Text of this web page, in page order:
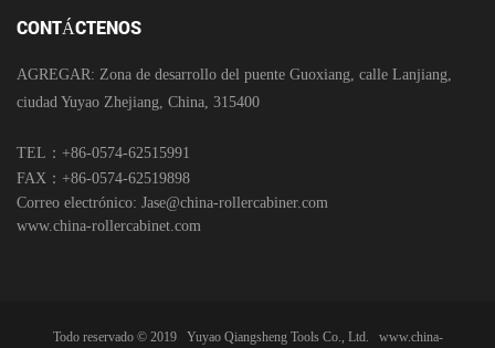
CONTÁCTENOS
AGREGAR: Zona de desarrollo del puente Guoxiang, calle Lanjiang,
ciudad Yuyao Zhejiang, China, 315400
TEL：+86-0574-62515991
FAX：+86-0574-62519898
Correo electrónico: Jase@china-rollercabiner.com
www.china-rollercabinet.com
Todo reservado © 2019 Yuyao Qiangsheng Tools Co., Ltd. www.china-